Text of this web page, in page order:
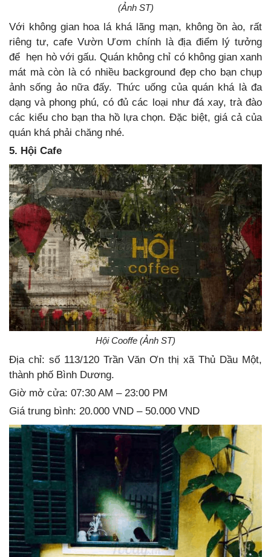
(Ảnh ST)
Với không gian hoa lá khá lãng mạn, không ồn ào, rất
riêng tư, cafe Vườn Ươm chính là địa điểm lý tưởng
để hẹn hò với gấu. Quán không chỉ có không gian xanh
mát mà còn là có nhiều background đẹp cho bạn chụp
ảnh sống ảo nữa đấy. Thức uống của quán khá là đa
dạng và phong phú, có đủ các loại như đá xay, trà đào
các kiểu cho bạn tha hồ lựa chọn. Đặc biệt, giá cả của
quán khá phải chăng nhé.
5. Hội Cafe
Hội Cooffe (Ảnh ST)
Địa chỉ: số 113/120 Trần Văn Ơn thị xã Thủ Dầu Một,
thành phố Bình Dương.
Giờ mở cửa: 07:30 AM – 23:00 PM
Giá trung bình: 20.000 VND – 50.000 VND